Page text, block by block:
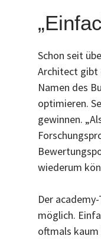
Schon seit
Architect gibt
Namen des
optimieren.
gewinnen.
wiederum
Der
möglich.
oftmals kaum